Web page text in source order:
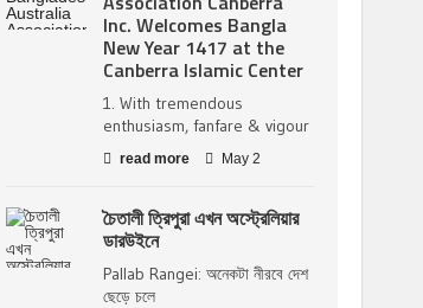
Inc. Welcomes Bangla
New Year 1417 at the
Canberra Islamic Center
1. With tremendous
enthusiasm, fanfare & vigour
read more May 2
চৈতালী ত্রিপুরা এখন অস্ট্রেলিয়ার
ডারউইনে
Pallab Rangei: অনেকটা নীরবে দেশ
ছেড়ে চলে